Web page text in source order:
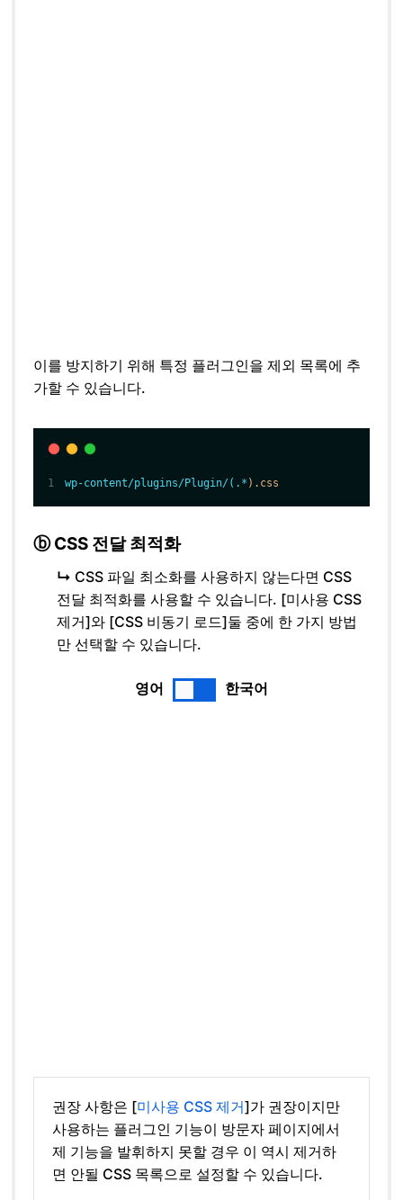
이를 방지하기 위해 특정 플러그인을 제외 목록에 추
가할 수 있습니다.
wp-content/plugins/Plugin/(.* ).css
ⓑ CSS 전달 최적화
↳ CSS 파일 최소화를 사용하지 않는다면 CSS
전달 최적화를 사용할 수 있습니다. [미사용 CSS
제거]와 [CSS 비동기 로드]둘 중에 한 가지 방법
만 선택할 수 있습니다.
영어 한국어
권장 사항은 [미사용 CSS 제거]가 권장이지만
사용하는 플러그인 기능이 방문자 페이지에서
제 기능을 발휘하지 못할 경우 이 역시 제거하
면 안될 CSS 목록으로 설정할 수 있습니다.